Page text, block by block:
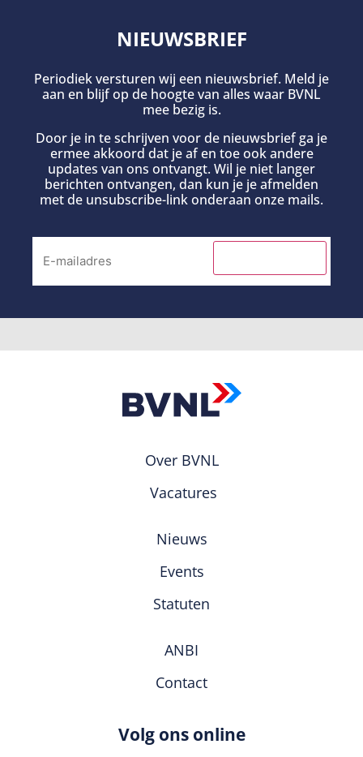
NIEUWSBRIEF
Periodiek versturen wij een nieuwsbrief. Meld je
aan en blijf op de hoogte van alles waar BVNL
mee bezig is.
Door je in te schrijven voor de nieuwsbrief ga je
ermee akkoord dat je af en toe ook andere
updates van ons ontvangt. Wil je niet langer
berichten ontvangen, dan kun je je afmelden
met de unsubscribe-link onderaan onze mails.
Over BVNL
Vacatures
Nieuws
Events
Statuten
ANBI
Contact
Volg ons online